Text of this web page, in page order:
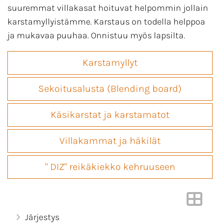
suuremmat villakasat hoituvat helpommin jollain
karstamyllyistämme. Karstaus on todella helppoa
ja mukavaa puuhaa. Onnistuu myös lapsilta.
Karstamyllyt
Sekoitusalusta (Blending board)
Käsikarstat ja karstamatot
Villakammat ja häkilät
" DIZ" reikäkiekko kehruuseen
Järjestys